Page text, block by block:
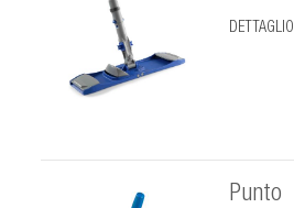
DETTAGLIO
Punto